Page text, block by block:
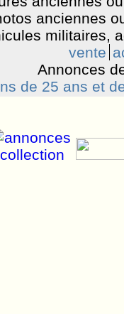
anciennes
militaires,
vente
Annonces
de 25 ans et